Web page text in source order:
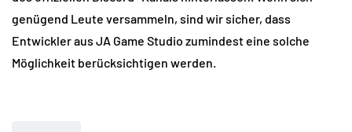
genügend Leute versammeln, sind wir sicher, dass
Entwickler aus JA Game Studio zumindest eine solche
Möglichkeit berücksichtigen werden.